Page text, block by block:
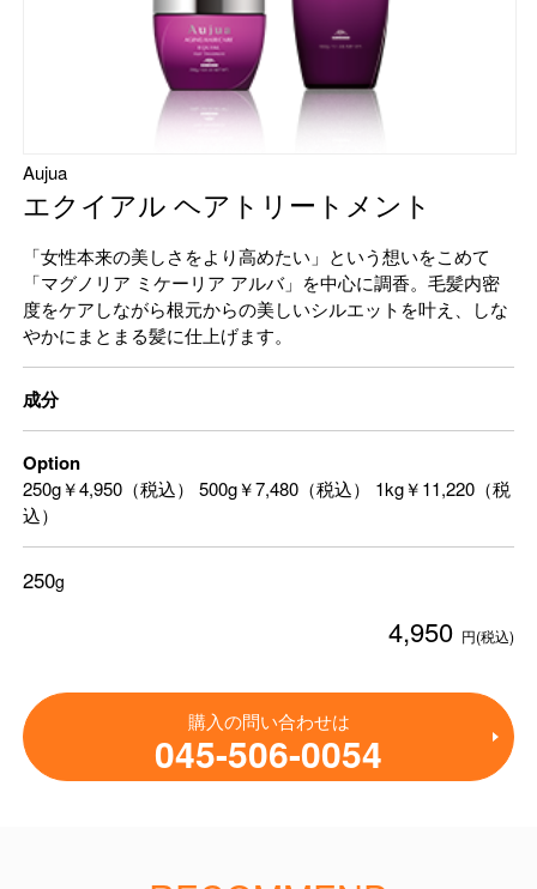
Aujua
エクイアル ヘアトリートメント
「女性本来の美しさをより高めたい」という想いをこめて
「マグノリア ミケーリア アルバ」を中心に調香。毛髪内密
度をケアしながら根元からの美しいシルエットを叶え、しな
やかにまとまる髪に仕上げます。
成分
Option
250g￥4,950（税込） 500g￥7,480（税込） 1kg￥11,220（税
込）
250g
4,950 円(税込)
購入の問い合わせは
045-506-0054